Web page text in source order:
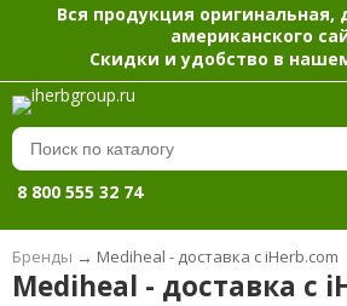
Вся продукция оригинальная,
американского
Скидки и удобство в
8 800 555 32 74
Бренды → Mediheal - доставка с iHerb.com
Mediheal - доставка с